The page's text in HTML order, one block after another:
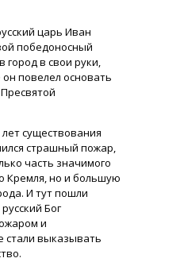
царь Иван
победоносный
город в свои руки,
повелел основать
существования
страшный пожар,
часть значимого
Кремля, но и большую
И тут пошли
Бог
и
стали выказывать